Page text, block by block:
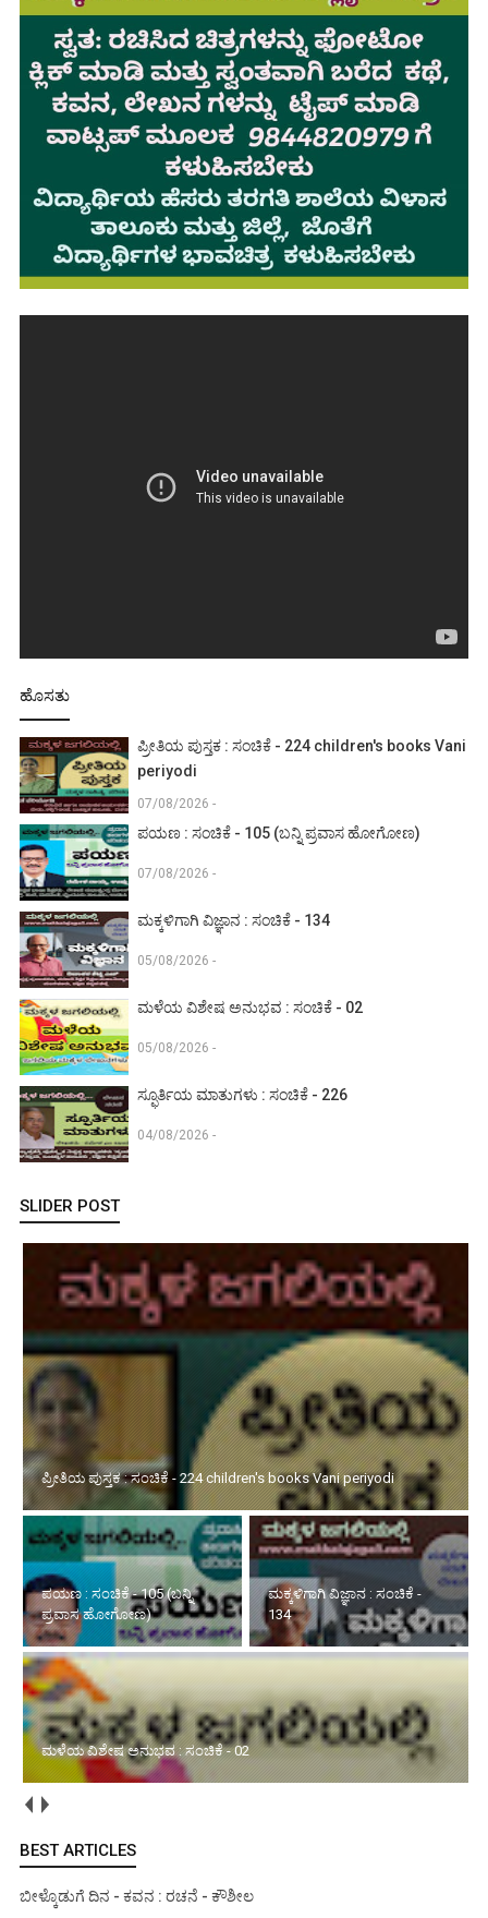
ಹೊಸತು
ಪ್ರೀತಿಯ ಪುಸ್ತಕ : ಸಂಚಿಕೆ - 224 children's books Vani
periyodi
07/08/2026 -
ಪಯಣ : ಸಂಚಿಕೆ - 105 (ಬನ್ನಿ ಪ್ರವಾಸ ಹೋಗೋಣ)
07/08/2026 -
ಮಕ್ಕಳಿಗಾಗಿ ವಿಜ್ಞಾನ : ಸಂಚಿಕೆ - 134
05/08/2026 -
ಮಳೆಯ ವಿಶೇಷ ಅನುಭವ : ಸಂಚಿಕೆ - 02
05/08/2026 -
ಸ್ಫೂರ್ತಿಯ ಮಾತುಗಳು : ಸಂಚಿಕೆ - 226
04/08/2026 -
SLIDER POST
ಪ್ರೀತಿಯ ಪುಸ್ತಕ : ಸಂಚಿಕೆ - 224 children's books Vani periyodi
ಪಯಣ : ಸಂಚಿಕೆ - 105 (ಬನ್ನಿ
ಪ್ರವಾಸ ಹೋಗೋಣ)
ಮಕ್ಕಳಿಗಾಗಿ ವಿಜ್ಞಾನ : ಸಂಚಿಕೆ -
134
ಮಳೆಯ ವಿಶೇಷ ಅನುಭವ : ಸಂಚಿಕೆ - 02
BEST ARTICLES
ಬೀಳ್ಕೊಡುಗೆ ದಿನ - ಕವನ : ರಚನೆ - ಕೌಶೀಲ